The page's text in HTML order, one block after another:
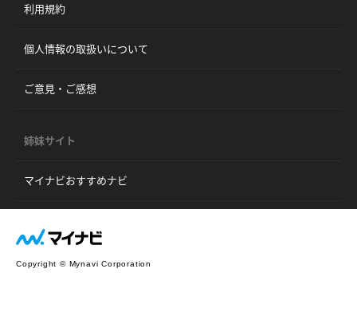
利用規約
個人情報の取扱いについて
ご意見・ご感想
姉妹サイト
マイナビおすすめナビ
Copyright © Mynavi Corporation